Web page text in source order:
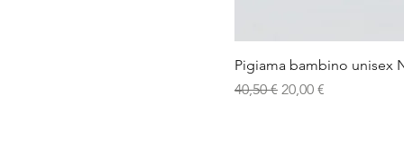
Pigiama bambino unisex
Prezzo regolare
40,50 € Prezzo scontato
20,00 €